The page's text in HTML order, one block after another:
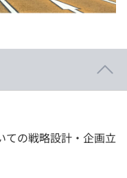
ての戦略設計・企画立